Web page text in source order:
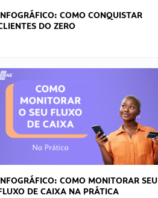
COMO CONQUISTAR
DO ZERO
COMO MONITORAR SEU
DE CAIXA NA PRÁTICA